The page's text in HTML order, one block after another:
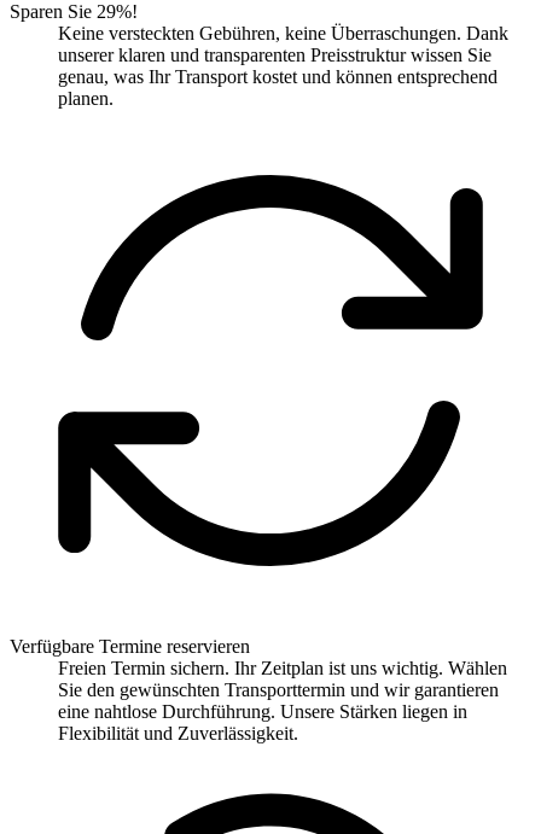
Sparen Sie 29%!
Keine versteckten Gebühren, keine Überraschungen. Dank
unserer klaren und transparenten Preisstruktur wissen Sie
genau, was Ihr Transport kostet und können entsprechend
planen.
Verfügbare Termine reservieren
Freien Termin sichern. Ihr Zeitplan ist uns wichtig. Wählen
Sie den gewünschten Transporttermin und wir garantieren
eine nahtlose Durchführung. Unsere Stärken liegen in
Flexibilität und Zuverlässigkeit.